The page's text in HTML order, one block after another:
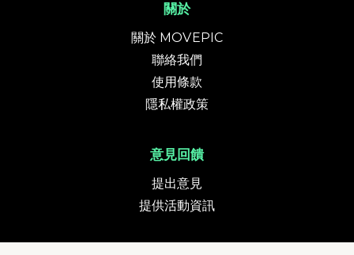
關於
關於 MOVEPIC
聯絡我們
使用條款
隱私權政策
意見回饋
提出意見
提供活動資訊